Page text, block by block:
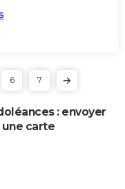
6 7
: envoyer
carte